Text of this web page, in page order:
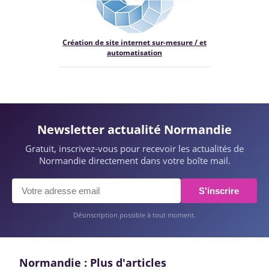
Création de site internet sur-mesure / et
automatisation
Newsletter actualité Normandie
Gratuit, inscrivez-vous pour recevoir les actualités de
Normandie directement dans votre boîte mail.
S'inscrire
Désinscription possible à tout moment.
Normandie : Plus d'articles